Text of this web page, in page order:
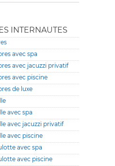
INTERNAUTES
avec spa
avec jacuzzi privatif
avec piscine
de luxe
avec spa
avec jacuzzi privatif
avec piscine
avec spa
avec piscine